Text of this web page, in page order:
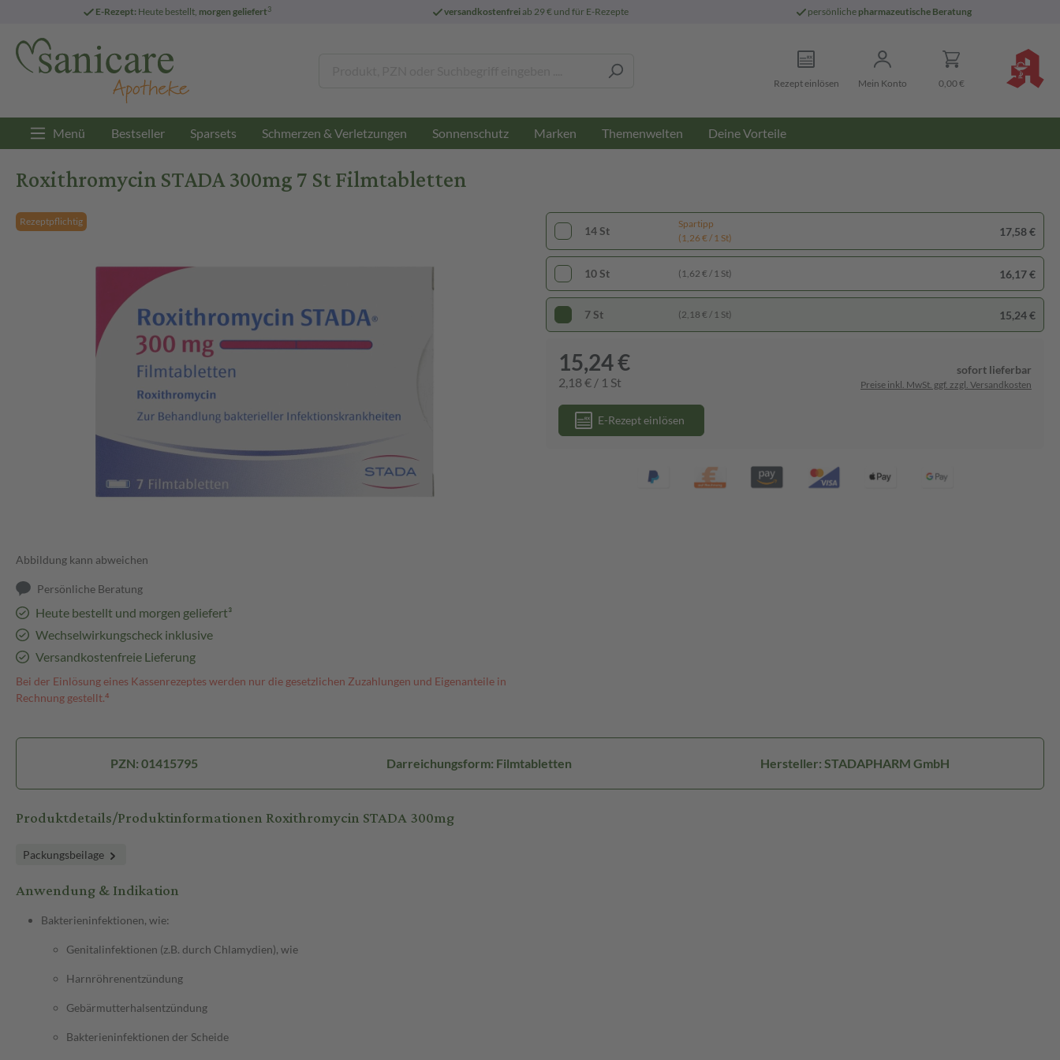
E-Rezept: Heute bestellt, morgen geliefert3 versandkostenfreiab 29 € und für E-Rezepte persönliche pharmazeutische Beratung
Rezept einlösen Mein Konto 0,00 €
Menü Bestseller Sparsets Schmerzen & Verletzungen Sonnenschutz Marken Themenwelten Deine Vorteile
Roxithromycin STADA 300mg 7 St Filmtabletten
Rezeptpflichtig
Abbildung kann abweichen
Persönliche Beratung
Heute bestellt und morgen geliefert³
Wechselwirkungscheck inklusive
Versandkostenfreie Lieferung
Bei der Einlösung eines Kassenrezeptes werden nur die gesetzlichen Zuzahlungen und Eigenanteile in
Rechnung gestellt.⁴
14 St
Spartipp
(1,26 € / 1 St)
17,58 €
10 St (1,62 € / 1 St) 16,17 €
7 St (2,18 € / 1 St) 15,24 €
15,24 €
2,18 € / 1 St
sofort lieferbar
Preise inkl. MwSt. ggf. zzgl. Versandkosten
E-Rezept einlösen
PZN: 01415795 Darreichungsform: Filmtabletten Hersteller: STADAPHARM GmbH
Produktdetails/Produktinformationen Roxithromycin STADA 300mg
Packungsbeilage
Anwendung & Indikation
Bakterieninfektionen, wie:
Genitalinfektionen (z.B. durch Chlamydien), wie
Harnröhrenentzündung
Gebärmutterhalsentzündung
Bakterieninfektionen der Scheide